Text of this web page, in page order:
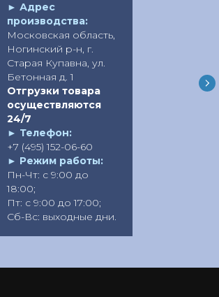
► Адрес
производства:
Московская область,
Ногинский р-н, г.
Старая Купавна, ул.
Бетонная д. 1
Отгрузки товара
осуществляются
24/7
► Телефон:
+7 (495) 152-06-60
► Режим работы:
Пн-Чт: с 9:00 до
18:00;
Пт: с 9:00 до 17:00;
Сб-Вс: выходные дни.